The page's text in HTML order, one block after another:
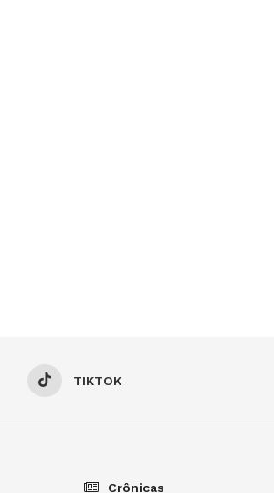
TIKTOK
Crônicas